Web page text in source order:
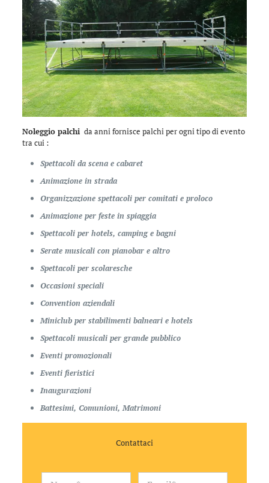
Noleggio palchi da anni fornisce palchi per ogni tipo di evento
tra cui :
Spettacoli da scena e cabaret
Animazione in strada
Organizzazione spettacoli per comitati e proloco
Animazione per feste in spiaggia
Spettacoli per hotels, camping e bagni
Serate musicali con pianobar e altro
Spettacoli per scolaresche
Occasioni speciali
Convention aziendali
Miniclub per stabilimenti balneari e hotels
Spettacoli musicali per grande pubblico
Eventi promozionali
Eventi fieristici
Inaugurazioni
Battesimi, Comunioni, Matrimoni
Contattaci
N
E